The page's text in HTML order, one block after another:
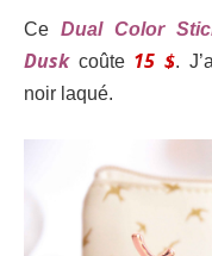
Ce Dual Color
Dusk coûte 15 $.
noir laqué.